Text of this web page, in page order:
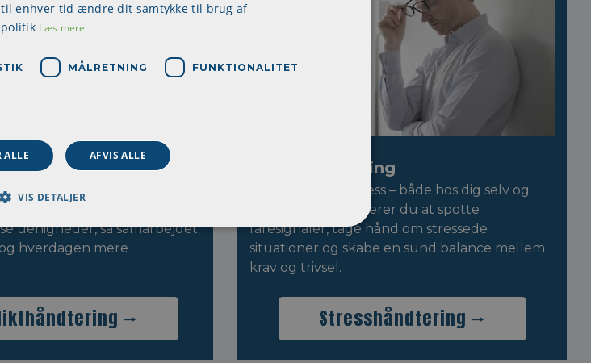
før de vokser sig store. Vi
uenigheder, så samarbejdet
hverdagen mere
⭢
Stresshåndtering
Bliv klogere på stress – både hos dig selv og
andre. På kurset lærer du at spotte
faresignaler, tage hånd om stressede
situationer og skabe en sund balance mellem
krav og trivsel.
Stresshåndtering ⭢
enhver tid ændre dit samtykke til brug af
Læs mere
MÅLRETNING FUNKTIONALITET
ALLE AFVIS ALLE
VIS DETALJER